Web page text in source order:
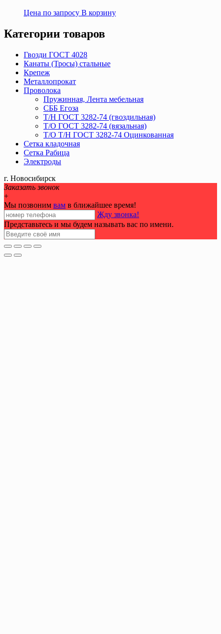
Цена по запросу В корзину
Категории товаров
Гвозди ГОСТ 4028
Канаты (Тросы) стальные
Крепеж
Металлопрокат
Проволока
Пружинная, Лента мебельная
СББ Егоза
Т/Н ГОСТ 3282-74 (гвоздильная)
Т/О ГОСТ 3282-74 (вязальная)
Т/О Т/Н ГОСТ 3282-74 Оцинкованная
Сетка кладочная
Сетка Рабица
Электроды
г. Новосибирск
Заказать звонок
+
Мы позвоним вам в ближайшее время!
Жду звонка!
Представьтесь и мы будем называть вас по имени.